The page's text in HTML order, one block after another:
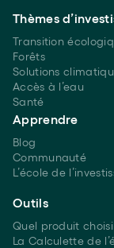
Thèmes
Transition
Forêts
Solutions
Accès à l’eau
Santé
Apprendre
Blog
Communauté
L’école de
Outils
Quel produit
La Calculette de